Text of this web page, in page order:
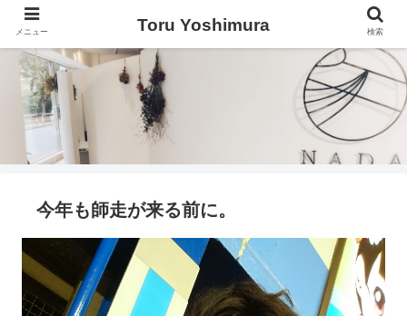
今年も師走が来る前に。
メニュー Toru Yoshimura 検索